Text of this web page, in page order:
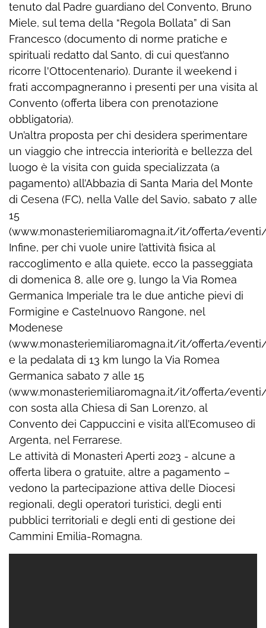
tenuto dal Padre guardiano del Convento, Bruno
Miele, sul tema della “Regola Bollata” di San
Francesco (documento di norme pratiche e
spirituali redatto dal Santo, di cui quest’anno
ricorre l'Ottocentenario). Durante il weekend i
frati accompagneranno i presenti per una visita al
Convento (offerta libera con prenotazione
obbligatoria).
Un’altra proposta per chi desidera sperimentare
un viaggio che intreccia interiorità e bellezza del
luogo è la visita con guida specializzata (a
pagamento) all’Abbazia di Santa Maria del Monte
di Cesena (FC), nella Valle del Savio, sabato 7 alle
15
(www.monasteriemiliaromagna.it/it/offerta/
Infine, per chi vuole unire l’attività fisica al
raccoglimento e alla quiete, ecco la passeggiata
di domenica 8, alle ore 9, lungo la Via Romea
Germanica Imperiale tra le due antiche pievi di
Formigine e Castelnuovo Rangone, nel
Modenese
(www.monasteriemiliaromagna.it/it/offerta/
e la pedalata di 13 km lungo la Via Romea
Germanica sabato 7 alle 15
(www.monasteriemiliaromagna.it/it/offerta/eventi/
con sosta alla Chiesa di San Lorenzo, al
Convento dei Cappuccini e visita all’Ecomuseo di
Argenta, nel Ferrarese.
Le attività di Monasteri Aperti 2023 - alcune a
offerta libera o gratuite, altre a pagamento –
vedono la partecipazione attiva delle Diocesi
regionali, degli operatori turistici, degli enti
pubblici territoriali e degli enti di gestione dei
Cammini Emilia-Romagna.